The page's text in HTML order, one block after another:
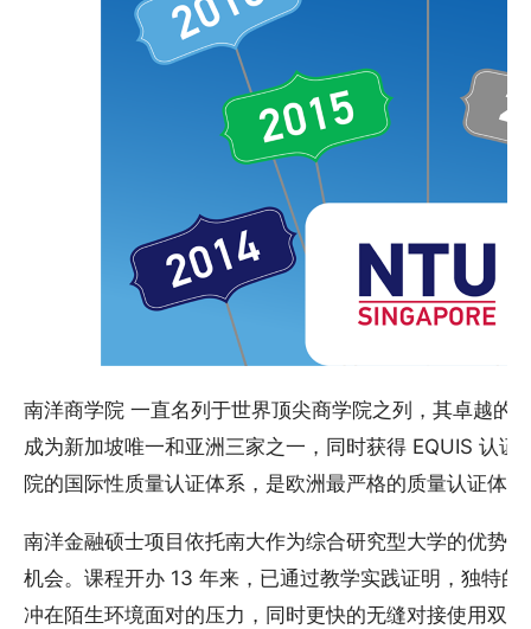
南洋商学院 一直名列于世界顶尖商学院之列，其卓越的
成为新加坡唯一和亚洲三家之一，同时获得 EQUIS 认
院的国际性质量认证体系，是欧洲最严格的质量认证体
南洋金融硕士项目依托南大作为综合研究型大学的优势
机会。课程开办 13 年来，已通过教学实践证明，独特
冲在陌生环境面对的压力，同时更快的无缝对接使用双